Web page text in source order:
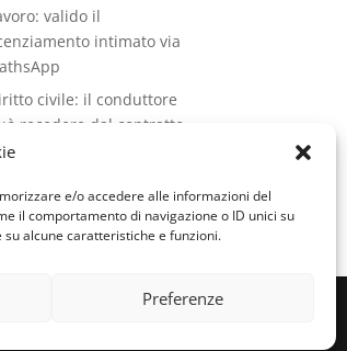
e/o accedere alle informazioni del
il comportamento di navigazione o ID unici su
alcune caratteristiche e funzioni.
Preferenze
valido il
intimato via
civile: il conduttore
recedere dal contratto
locazione se il cane del
Cookie